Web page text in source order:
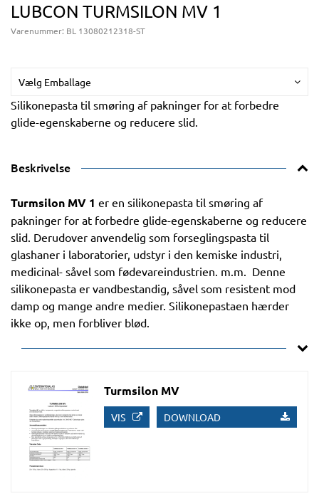
LUBCON TURMSILON MV 1
Varenummer: BL 13080212318-ST
Vælg Emballage
Silikonepasta til smøring af pakninger for at forbedre
glide-egenskaberne og reducere slid.
Beskrivelse
Turmsilon MV 1 er en silikonepasta til smøring af
pakninger for at forbedre glide-egenskaberne og reducere
slid. Derudover anvendelig som forseglingspasta til
glashaner i laboratorier, udstyr i den kemiske industri,
medicinal- såvel som fødevareindustrien. m.m. Denne
silikonepasta er vandbestandig, såvel som resistent mod
damp og mange andre medier. Silikonepastaen hærder
ikke op, men forbliver blød.
Turmsilon MV
VIS DOWNLOAD